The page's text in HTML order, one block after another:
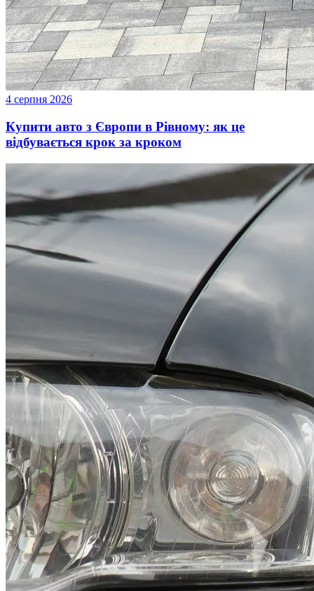
4 серпня 2026
Купити авто з Європи в Рівному: як це
відбувається крок за кроком